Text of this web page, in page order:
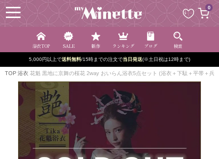
0
浴衣TOP SALE 新作 ランキング ブログ 検索
5,000円以上で送料無料/15時までの注文で当日発送(※土日祝は12時まで)
TOP 浴衣 花魁 黒地に京舞の桜花 2way おいらん浴衣5点セット (浴衣＋下駄＋平帯＋兵
ペー
ジト
ップ